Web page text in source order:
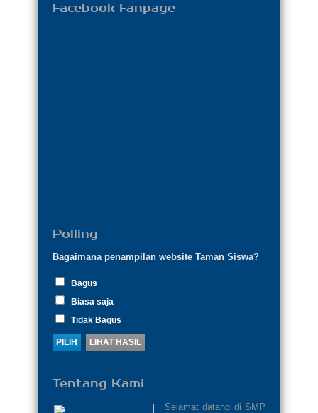
Facebook Fanpage
Polling
Bagaimana penampilan website Taman Siswa?
Bagus
Biasa saja
Tidak Bagus
Tentang Kami
Selamat datang di SMP